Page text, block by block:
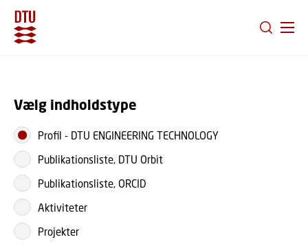
Vælg indholdstype
Profil - DTU ENGINEERING TECHNOLOGY
Publikationsliste, DTU Orbit
Publikationsliste, ORCID
Aktiviteter
Projekter